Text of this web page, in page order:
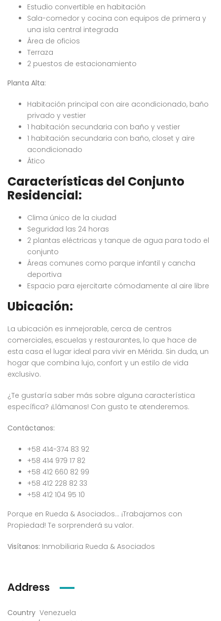
Estudio convertible en habitación
Sala-comedor y cocina con equipos de primera y
una isla central integrada
Área de oficios
Terraza
2 puestos de estacionamiento
Planta Alta:
Habitación principal con aire acondicionado, baño
privado y vestier
1 habitación secundaria con baño y vestier
1 habitación secundaria con baño, closet y aire
acondicionado
Ático
Características del Conjunto
Residencial:
Clima único de la ciudad
Seguridad las 24 horas
2 plantas eléctricas y tanque de agua para todo el
conjunto
Áreas comunes como parque infantil y cancha
deportiva
Espacio para ejercitarte cómodamente al aire libre
Ubicación:
La ubicación es inmejorable, cerca de centros
comerciales, escuelas y restaurantes, lo que hace de
esta casa el lugar ideal para vivir en Mérida. Sin duda, un
hogar que combina lujo, confort y un estilo de vida
exclusivo.
¿Te gustaría saber más sobre alguna característica
específica? ¡Llámanos! Con gusto te atenderemos.
Contáctanos:
+58 414-374 83 92
+58 414 979 17 82
+58 412 660 82 99
+58 412 228 82 33
+58 412 104 95 10
Porque en Rueda & Asociados… ¡Trabajamos con
Propiedad! Te sorprenderá su valor.
Visítanos: Inmobiliaria Rueda & Asociados
Address
Country Venezuela